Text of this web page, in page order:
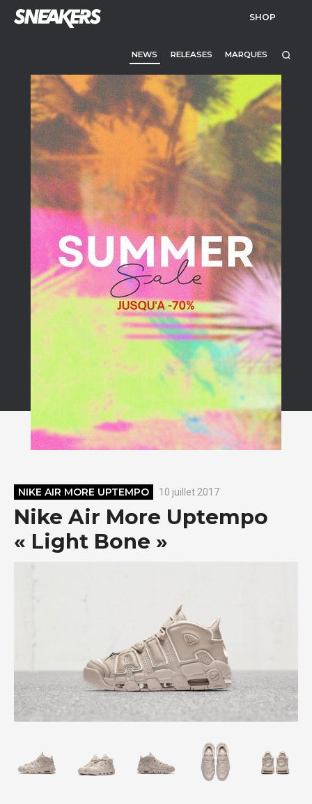
SHOP
NEWS RELEASES MARQUES
NIKE AIR MORE UPTEMPO 10 juillet 2017
Nike Air More Uptempo
« Light Bone »